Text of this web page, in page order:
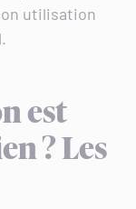
utilisation
est
? Les